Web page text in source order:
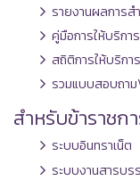
รายงานผลการส
คู่มือการให้บริการ
สถิติการให้บริการ
รวมแบบสอบถา
สำหรับข้าราชก
ระบบอินทราเน็ต
ระบบงานสารบ